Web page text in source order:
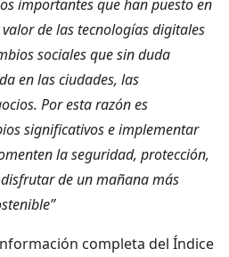
importantes que han puesto en
de las tecnologías digitales
sociales que sin duda
en las ciudades, las
Por esta razón es
significativos e implementar
la seguridad, protección,
de un mañana más
completa del Índice